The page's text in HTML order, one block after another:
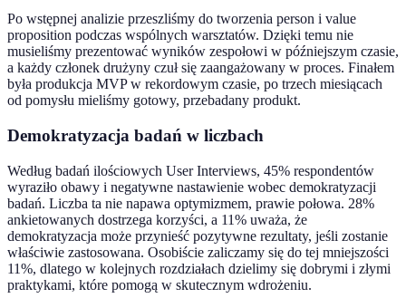
Po wstępnej analizie przeszliśmy do tworzenia person i value
proposition podczas wspólnych warsztatów. Dzięki temu nie
musieliśmy prezentować wyników zespołowi w późniejszym czasie,
a każdy członek drużyny czuł się zaangażowany w proces. Finałem
była produkcja MVP w rekordowym czasie, po trzech miesiącach
od pomysłu mieliśmy gotowy, przebadany produkt.
Demokratyzacja badań w liczbach
Według badań ilościowych User Interviews, 45% respondentów
wyraziło obawy i negatywne nastawienie wobec demokratyzacji
badań. Liczba ta nie napawa optymizmem, prawie połowa. 28%
ankietowanych dostrzega korzyści, a 11% uważa, że
demokratyzacja może przynieść pozytywne rezultaty, jeśli zostanie
właściwie zastosowana. Osobiście zaliczamy się do tej mniejszości
11%, dlatego w kolejnych rozdziałach dzielimy się dobrymi i złymi
praktykami, które pomogą w skutecznym wdrożeniu.